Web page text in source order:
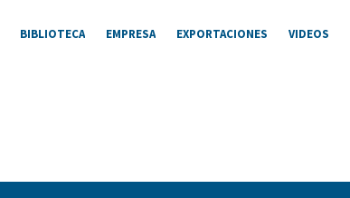
BIBLIOTECA EMPRESA EXPORTACIONES VIDEOS